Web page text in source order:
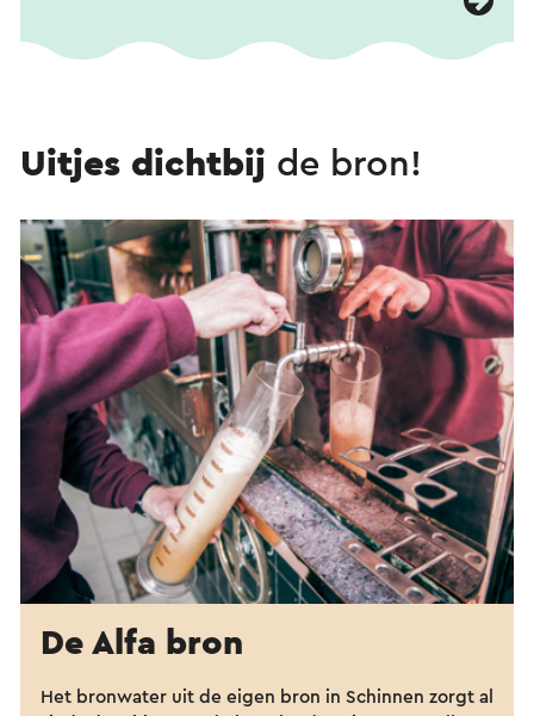
Uitjes dichtbij de bron!
De Alfa bron
Het bronwater uit de eigen bron in Schinnen zorgt al